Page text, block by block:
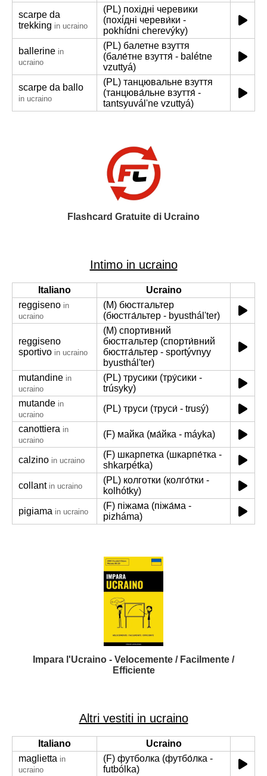
scarpe da
trekking in ucraino
(PL) похідні черевики
(похі́дні череви́ки -
pokhídni cherevýky)
ballerine in
ucraino
(PL) балетне взуття
(бале́тне взуття́ - balétne
vzuttyá)
scarpe da ballo
in ucraino
(PL) танцювальне взуття
(танцюва́льне взуття́ -
tantsyuválʹne vzuttyá)
Flashcard Gratuite di Ucraino
Intimo in ucraino
Italiano
Ucraino
reggiseno in
ucraino
(M) бюстгальтер
(бюстга́льтер - byusthálʹter)
reggiseno
sportivo in ucraino
(M) спортивний
бюстгальтер (спорти́вний
бюстга́льтер - sportývnyy
byusthálʹter)
mutandine in
ucraino
(PL) трусики (тру́сики -
trúsyky)
mutande in
ucraino
(PL) труси (труси́ - trusý)
canottiera in
ucraino
(F) майка (ма́йка - máyka)
calzino in ucraino
(F) шкарпетка (шкарпе́тка -
shkarpétka)
collant in ucraino
(PL) колготки (колго́тки -
kolhótky)
pigiama in ucraino
(F) піжама (піжа́ма -
pizháma)
Impara l'Ucraino - Velocemente / Facilmente /
Efficiente
Altri vestiti in ucraino
Italiano
Ucraino
maglietta in
ucraino
(F) футболка (футбо́лка -
futbólka)